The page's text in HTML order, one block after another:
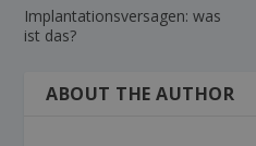
Implantationsversagen: was
ist das?
ABOUT THE AUTHOR